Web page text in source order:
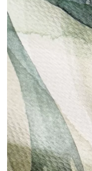
Metal
Metal es el papel
reflejos metálicos
cobre y ricos.